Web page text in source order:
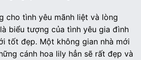
cho tình yêu mãnh liệt và lòng
biểu tượng của tình yêu gia đình
tốt đẹp. Một không gian nhà mới
cánh hoa lily hẳn sẽ rất đẹp và